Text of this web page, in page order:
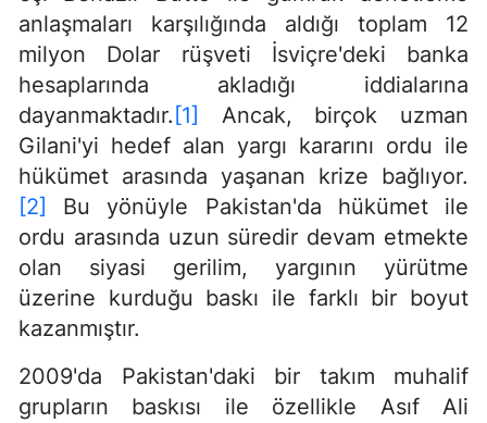
anlaşmaları karşılığında aldığı toplam 12
milyon Dolar rüşveti İsviçre'deki banka
hesaplarında akladığı iddialarına
dayanmaktadır. [1]
Ancak, birçok uzman
Gilani'yi hedef alan yargı kararını ordu ile
hükümet arasında yaşanan krize bağlıyor.
[2]
Bu yönüyle Pakistan'da hükümet ile
ordu arasında uzun süredir devam etmekte
olan siyasi gerilim, yargının yürütme
üzerine kurduğu baskı ile farklı bir boyut
kazanmıştır.
2009'da Pakistan'daki bir takım muhalif
grupların baskısı ile özellikle Asıf Ali